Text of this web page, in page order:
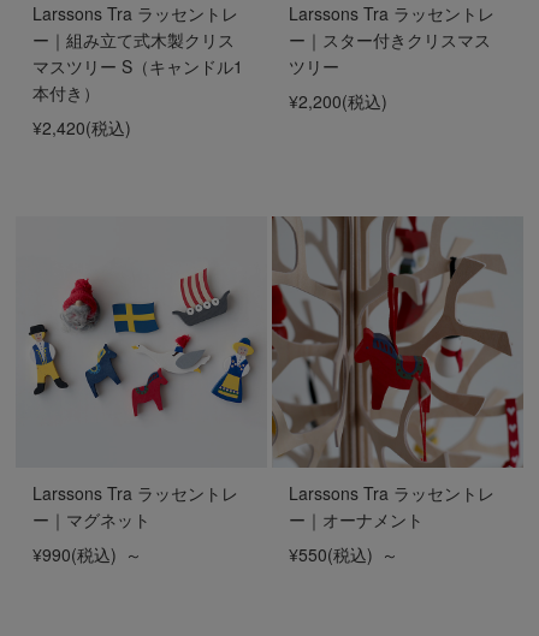
Larssons Tra ラッセントレ
ー｜組み立て式木製クリス
マスツリー S（キャンドル1
本付き）
¥2,420(税込)
Larssons Tra ラッセントレ
ー｜スター付きクリスマス
ツリー
¥2,200(税込)
Larssons Tra ラッセントレ
ー｜マグネット
¥990(税込) ～
Larssons Tra ラッセントレ
ー｜オーナメント
¥550(税込) ～